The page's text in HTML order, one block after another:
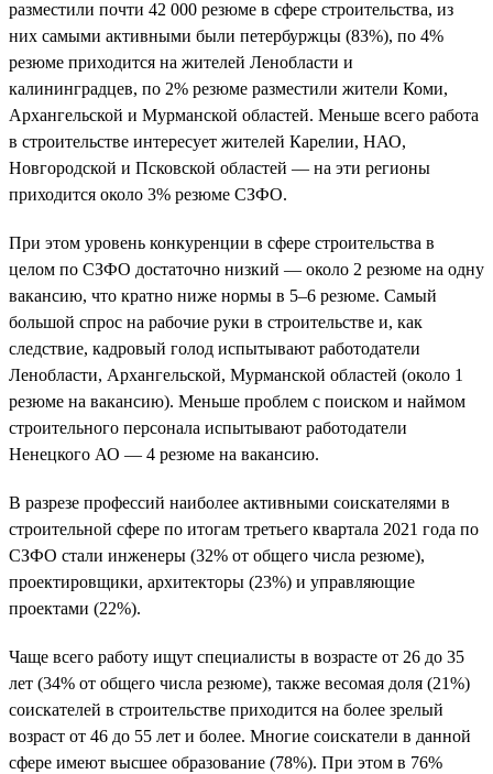
разместили почти 42 000 резюме в сфере строительства, из
них самыми активными были петербуржцы (83%), по 4%
резюме приходится на жителей Ленобласти и
калининградцев, по 2% резюме разместили жители Коми,
Архангельской и Мурманской областей. Меньше всего работа
в строительстве интересует жителей Карелии, НАО,
Новгородской и Псковской областей — на эти регионы
приходится около 3% резюме СЗФО.
При этом уровень конкуренции в сфере строительства в
целом по СЗФО достаточно низкий — около 2 резюме на одну
вакансию, что кратно ниже нормы в 5–6 резюме. Самый
большой спрос на рабочие руки в строительстве и, как
следствие, кадровый голод испытывают работодатели
Ленобласти, Архангельской, Мурманской областей (около 1
резюме на вакансию). Меньше проблем с поиском и наймом
строительного персонала испытывают работодатели
Ненецкого АО — 4 резюме на вакансию.
В разрезе профессий наиболее активными соискателями в
строительной сфере по итогам третьего квартала 2021 года по
СЗФО стали инженеры (32% от общего числа резюме),
проектировщики, архитекторы (23%) и управляющие
проектами (22%).
Чаще всего работу ищут специалисты в возрасте от 26 до 35
лет (34% от общего числа резюме), также весомая доля (21%)
соискателей в строительстве приходится на более зрелый
возраст от 46 до 55 лет и более. Многие соискатели в данной
сфере имеют высшее образование (78%). При этом в 76%